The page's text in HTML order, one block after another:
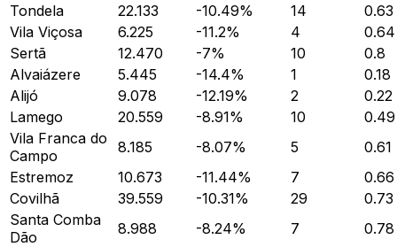
Tondela
22.133 -10.49% 14
0.63
Vila Viçosa
6.225 -11.2% 4
0.64
Sertã
12.470 -7% 10
0.8
Alvaiázere
5.445 -14.4% 1
0.18
Alijó
9.078 -12.19% 2
0.22
Lamego
20.559 -8.91% 10
0.49
Vila Franca do
Campo
8.185 -8.07% 5
0.61
Estremoz
10.673 -11.44% 7
0.66
Covilhã
39.559 -10.31% 29
0.73
Santa Comba
Dão
8.988 -8.24% 7
0.78